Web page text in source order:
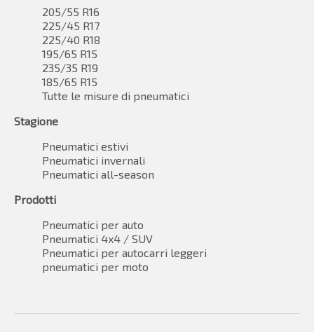
205/55 R16
225/45 R17
225/40 R18
195/65 R15
235/35 R19
185/65 R15
Tutte le misure di pneumatici
Stagione
Pneumatici estivi
Pneumatici invernali
Pneumatici all-season
Prodotti
Pneumatici per auto
Pneumatici 4x4 / SUV
Pneumatici per autocarri leggeri
pneumatici per moto